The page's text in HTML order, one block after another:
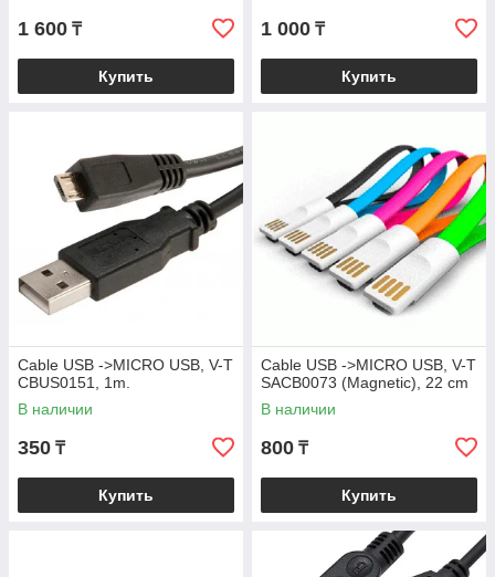
1 600 ₸
Купить
1 000 ₸
Купить
Cable USB ->MICRO USB, V-T
CBUS0151, 1m.
В наличии
350 ₸
Купить
Cable USB ->MICRO USB, V-T
SACB0073 (Magnetic), 22 cm
В наличии
800 ₸
Купить